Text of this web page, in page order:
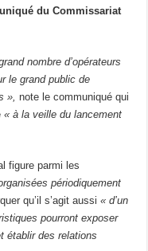
du Commissariat
nombre d’opérateurs
le grand public de
», note le communiqué qui
« à la veille du lancement
figure parmi les
périodiquement
qu’il s’agit aussi« d’un
pourront exposer
établir des relations